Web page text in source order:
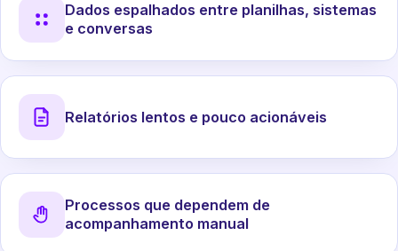
Dados espalhados entre planilhas, sistemas
e conversas
Relatórios lentos e pouco acionáveis
Processos que dependem de
acompanhamento manual